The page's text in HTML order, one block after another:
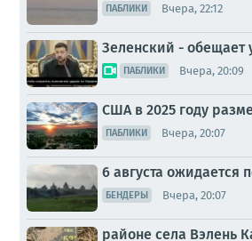
ПАБЛИКИ Вчера, 22:12
Зеленский - обещает
ПАБЛИКИ Вчера, 20:09
США в 2025 году
ПАБЛИКИ Вчера, 20:07
6 августа
БЕНДЕРЫ Вчера, 20:07
районе села Вэлень